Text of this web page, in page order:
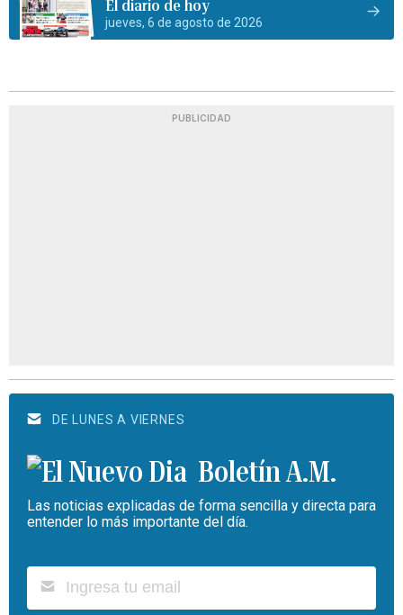
El diario de hoy
jueves, 6 de agosto de 2026
PUBLICIDAD
DE LUNES A VIERNES
Boletín A.M.
Las noticias explicadas de forma sencilla y directa para
entender lo más importante del día.